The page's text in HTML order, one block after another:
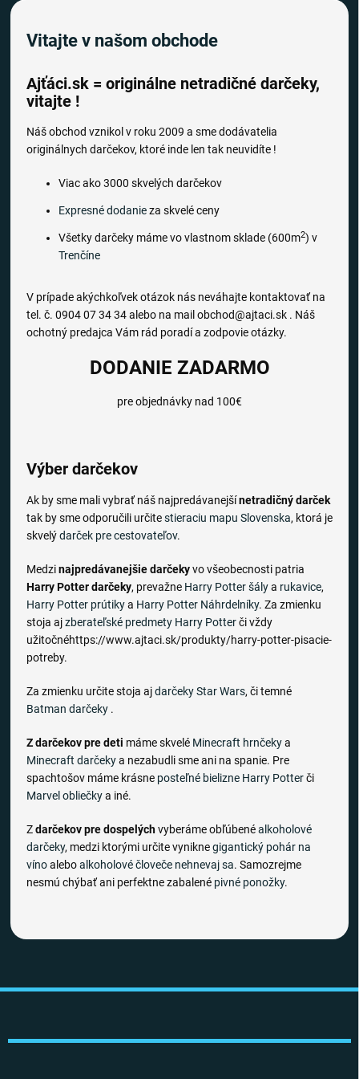
Vitajte v našom obchode
Ajťáci.sk = originálne netradičné darčeky,
vitajte !
Náš obchod vznikol v roku 2009 a sme dodávatelia
originálnych darčekov, ktoré inde len tak neuvidíte !
Viac ako 3000 skvelých darčekov
Expresné dodanieza skvelé ceny
Všetky darčeky máme vo vlastnom sklade (600m2) v
Trenčíne
V prípade akýchkoľvek otázok nás neváhajte kontaktovať na
tel. č. 0904 07 34 34 alebo na mail obchod@ajtaci.sk . Náš
ochotný predajca Vám rád poradí a zodpovie otázky.
DODANIE ZADARMO
pre objednávky nad 100€
Výber darčekov
Ak by sme mali vybrať náš najpredávanejšínetradičný darček
tak by sme odporučili určitestieraciu mapu Slovenska, ktorá je
skvelýdarček pre cestovateľov.
Medzinajpredávanejšie darčekyvo všeobecnosti patria
Harry Potter darčeky, prevažne Harry Potter šálya rukavice,
Harry Potter prútikya Harry Potter Náhrdelníky. Za zmienku
stoja ajzberateľské predmety Harry Potterči vždy
užitočnéhttps://www.ajtaci.sk/produkty/harry-potter-pisacie-
potreby.
Za zmienku určite stoja ajdarčeky Star Wars, či temné
Batman darčeky .
Z darčekov pre deti máme skvelé Minecraft hrnčekya
Minecraft darčekya nezabudli sme ani na spanie. Pre
spachtošov máme krásne posteľné bielizne Harry Potterči
Marvel obliečkya iné.
Zdarčekov pre dospelýchvyberáme obľúbenéalkoholové
darčeky, medzi ktorými určite vyniknegigantický pohár na
vínoaleboalkoholové človeče nehnevaj sa. Samozrejme
nesmú chýbať ani perfektne zabalené pivné ponožky.